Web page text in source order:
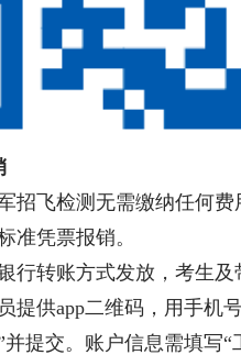
飞检测无需缴纳任何费
准凭票报销。
转账方式发放，考生及
提供app二维码，用手机
提交。账户信息需填写